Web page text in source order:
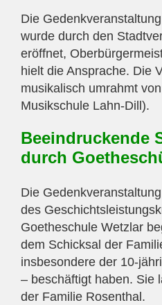
Die
wurde durch den
eröffnet,
hielt die Ansprache. Die
musikalisch umrahmt
Musikschule Lahn-Dill).
Beeindruckende
durch
Die
des
Goetheschule Wetzlar
dem Schicksal der
insbesondere der 10-
– beschäftigt haben. Sie
der Familie Rosenthal.